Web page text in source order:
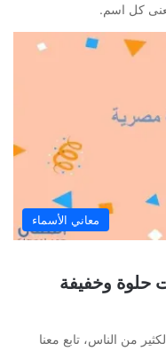
كل اسم.
معاني الأسماء
حلوة وخفيفة
من الناس، تابع معنا